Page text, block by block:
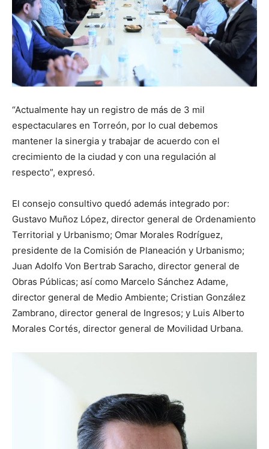
“Actualmente hay un registro de más de 3 mil
espectaculares en Torreón, por lo cual debemos
mantener la sinergia y trabajar de acuerdo con el
crecimiento de la ciudad y con una regulación al
respecto”, expresó.
El consejo consultivo quedó además integrado por:
Gustavo Muñoz López, director general de Ordenamiento
Territorial y Urbanismo; Omar Morales Rodríguez,
presidente de la Comisión de Planeación y Urbanismo;
Juan Adolfo Von Bertrab Saracho, director general de
Obras Públicas; así como Marcelo Sánchez Adame,
director general de Medio Ambiente; Cristian González
Zambrano, director general de Ingresos; y Luis Alberto
Morales Cortés, director general de Movilidad Urbana.